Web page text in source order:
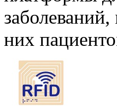
них